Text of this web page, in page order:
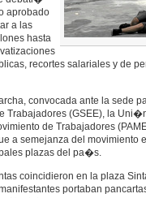
aprobado
a las
hasta
recortes salariales y de
convocada ante la sede
Trabajadores (GSEE), la
de Trabajadores
a semejanza del movimiento
plazas del pa�s.
coincidieron en la plaza
portaban